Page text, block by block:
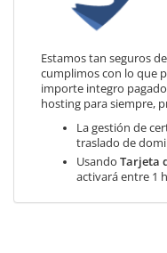
Estamos tan seguros
cumplimos con lo que
importe integro
hosting para siempre,
La gestión de
traslado de
Usando Tarjeta
activará entre 1